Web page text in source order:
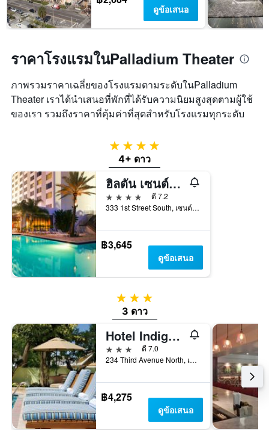
ดูข้อเสนอ
ราคาโรงแรมในPalladium Theater
ภาพรวมราคาเฉลี่ยของโรงแรมตามระดับในPalladium
Theater เราได้นำเสนอที่พักที่ได้รับความนิยมสูงสุดตามผู้ใช้
ของเรา รวมถึงราคาที่คุ้มค่าที่สุดสำหรับโรงแรมทุกระดับ
4 ดาว
4+ ดาว
ฮิลตัน เซนต์ปีเตอร์สเบิร์ก เบย์ฟรอนท์
4 ดาว
ดี 7.2
333 1st Street South, เซนต์ปีเตอร์สเบิร์ก, FL, สหรัฐอเมริกา
฿3,645
ดูข้อเสนอ
3 ดาว
3 ดาว
Hotel Indigo Saint Petersburg Downtown
3 ดาว
ดี 7.0
234 Third Avenue North, เซนต์ปีเตอร์สเบิร์ก, FL, สหรัฐอเมริกา
฿4,275
ดูข้อเสนอ